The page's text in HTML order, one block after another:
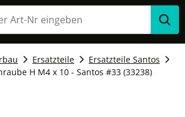
Ersatzteile
Ersatzteile Santos
H M4 x 10 - Santos #33 (33238)